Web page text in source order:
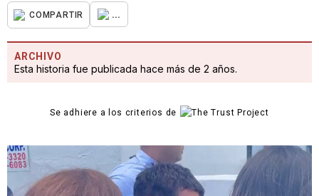
COMPARTIR ...
ARCHIVO
Esta historia fue publicada hace más de 2 años.
Se adhiere a los criterios de